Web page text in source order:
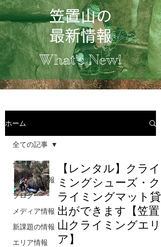
笠置山の
最新情報
What's New!​
ホーム
全ての記事
イベント情報
ブログ
メディア情報
新課題の情報
エリア情報
全ての記事
【レンタル】クライ
ミングシューズ・ク
ライミングマット貸
出ができます【笠置
山クライミングエリ
ア】